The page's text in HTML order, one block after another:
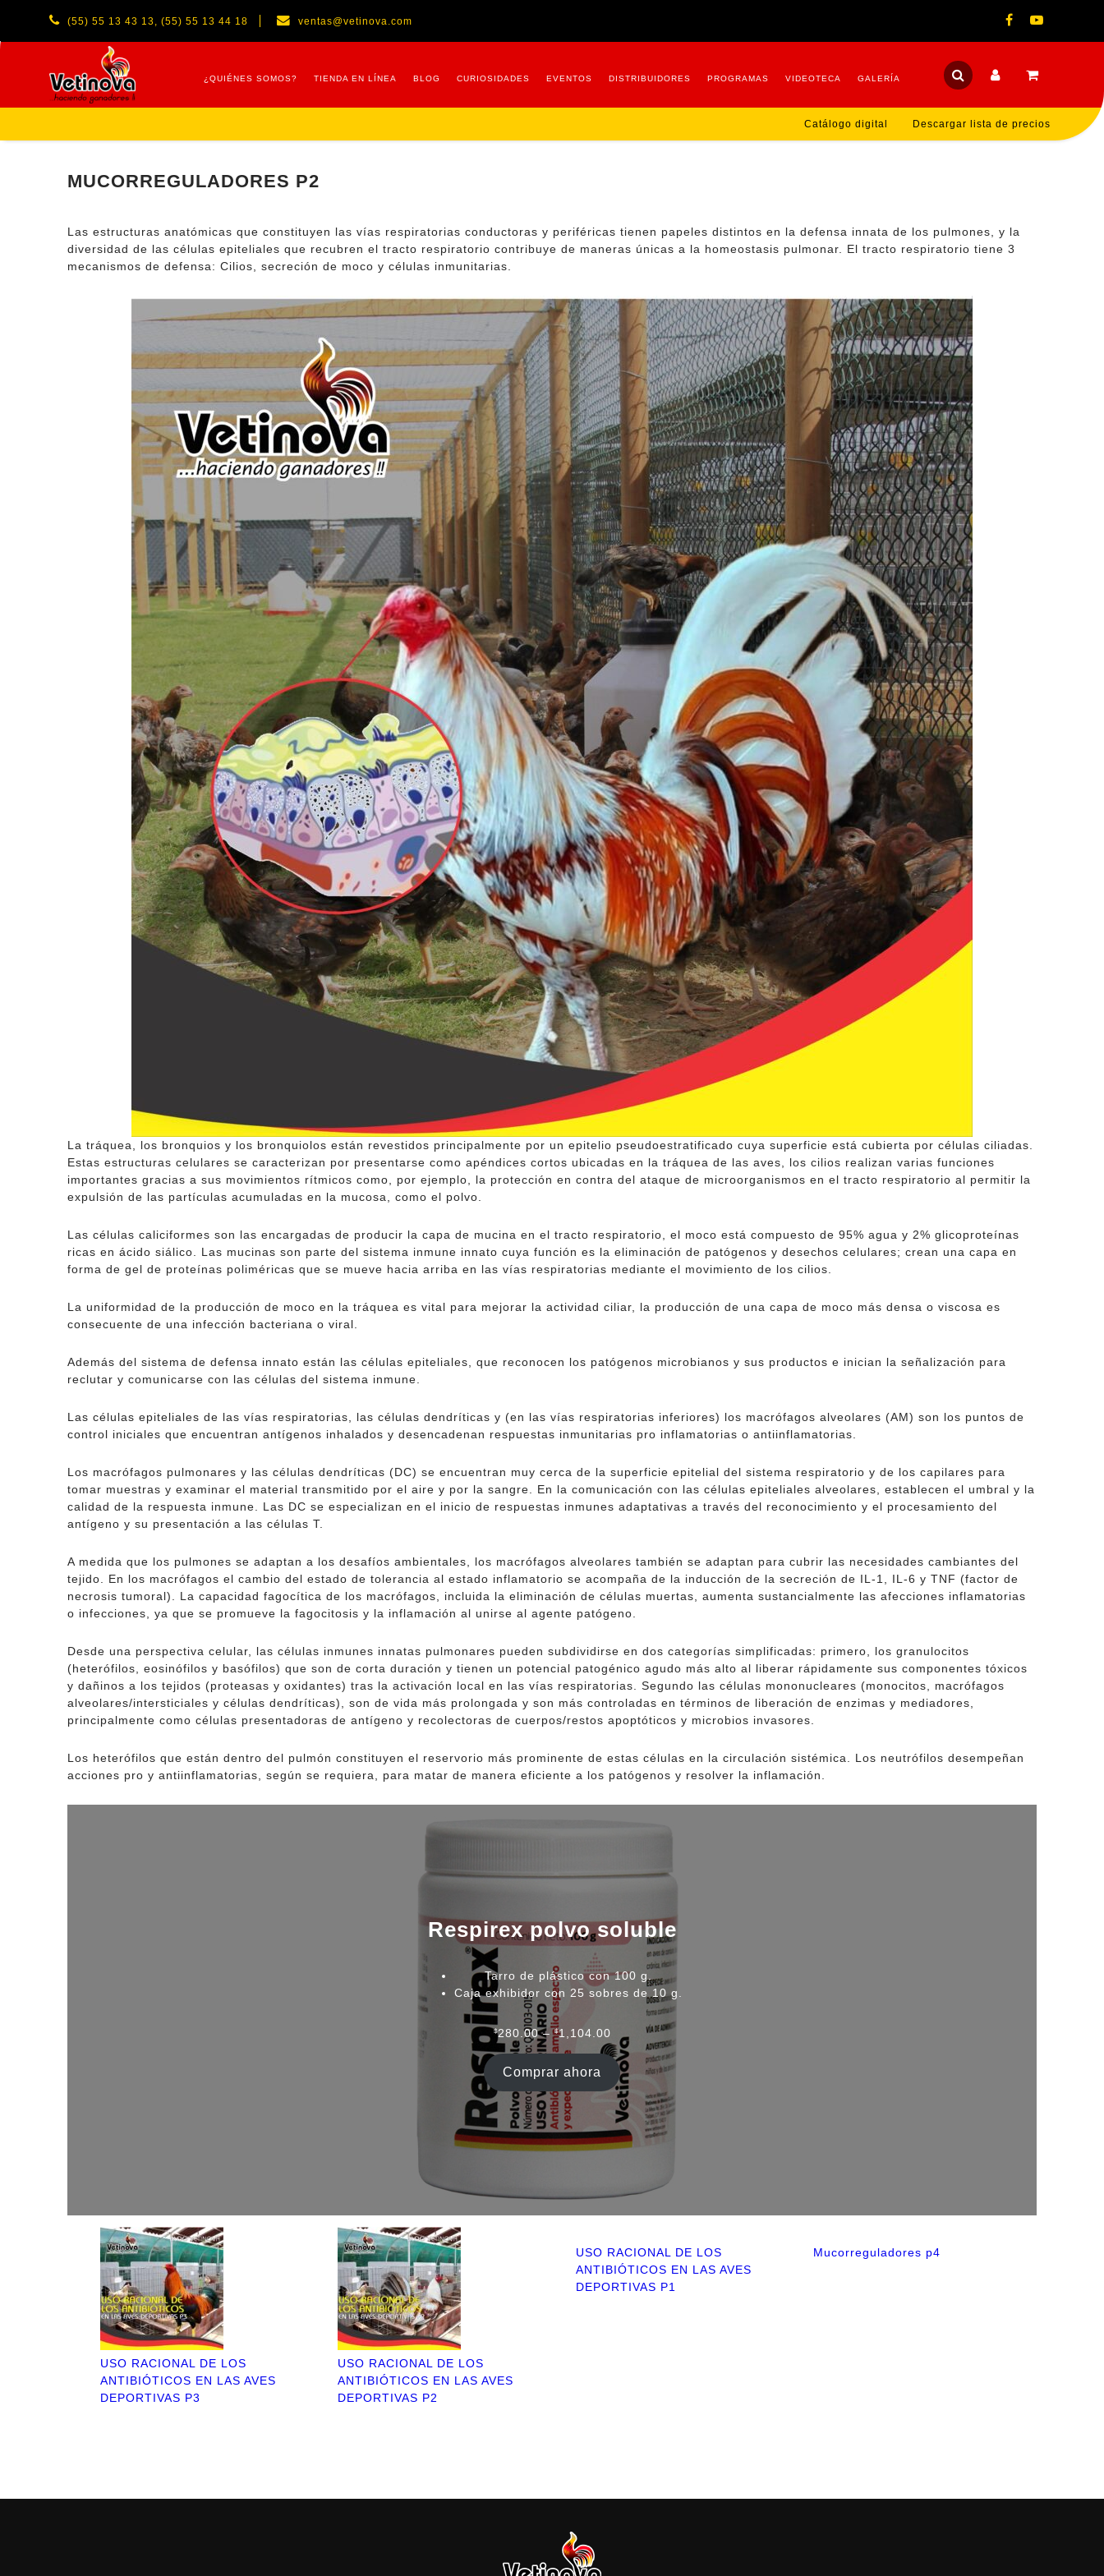
(55) 55 13 43 13, (55) 55 13 44 18 ventas@vetinova.com
¿QUIÉNES SOMOS? TIENDA EN LÍNEA BLOG CURIOSIDADES EVENTOS DISTRIBUIDORES PROGRAMAS VIDEOTECA GALERÍA
Catálogo digital Descargar lista de precios
MUCORREGULADORES P2
Las estructuras anatómicas que constituyen las vías respiratorias conductoras y periféricas tienen papeles distintos en la defensa innata de los pulmones, y la
diversidad de las células epiteliales que recubren el tracto respiratorio contribuye de maneras únicas a la homeostasis pulmonar. El tracto respiratorio tiene 3
mecanismos de defensa: Cilios, secreción de moco y células inmunitarias.
La tráquea, los bronquios y los bronquiolos están revestidos principalmente por un epitelio pseudoestratificado cuya superficie está cubierta por células ciliadas.
Estas estructuras celulares se caracterizan por presentarse como apéndices cortos ubicadas en la tráquea de las aves, los cilios realizan varias funciones
importantes gracias a sus movimientos rítmicos como, por ejemplo, la protección en contra del ataque de microorganismos en el tracto respiratorio al permitir la
expulsión de las partículas acumuladas en la mucosa, como el polvo.
Las células caliciformes son las encargadas de producir la capa de mucina en el tracto respiratorio, el moco está compuesto de 95% agua y 2% glicoproteínas
ricas en ácido siálico. Las mucinas son parte del sistema inmune innato cuya función es la eliminación de patógenos y desechos celulares; crean una capa en
forma de gel de proteínas poliméricas que se mueve hacia arriba en las vías respiratorias mediante el movimiento de los cilios.
La uniformidad de la producción de moco en la tráquea es vital para mejorar la actividad ciliar, la producción de una capa de moco más densa o viscosa es
consecuente de una infección bacteriana o viral.
Además del sistema de defensa innato están las células epiteliales, que reconocen los patógenos microbianos y sus productos e inician la señalización para
reclutar y comunicarse con las células del sistema inmune.
Las células epiteliales de las vías respiratorias, las células dendríticas y (en las vías respiratorias inferiores) los macrófagos alveolares (AM) son los puntos de
control iniciales que encuentran antígenos inhalados y desencadenan respuestas inmunitarias pro inflamatorias o antiinflamatorias.
Los macrófagos pulmonares y las células dendríticas (DC) se encuentran muy cerca de la superficie epitelial del sistema respiratorio y de los capilares para
tomar muestras y examinar el material transmitido por el aire y por la sangre. En la comunicación con las células epiteliales alveolares, establecen el umbral y la
calidad de la respuesta inmune. Las DC se especializan en el inicio de respuestas inmunes adaptativas a través del reconocimiento y el procesamiento del
antígeno y su presentación a las células T.
A medida que los pulmones se adaptan a los desafíos ambientales, los macrófagos alveolares también se adaptan para cubrir las necesidades cambiantes del
tejido. En los macrófagos el cambio del estado de tolerancia al estado inflamatorio se acompaña de la inducción de la secreción de IL-1, IL-6 y TNF (factor de
necrosis tumoral). La capacidad fagocítica de los macrófagos, incluida la eliminación de células muertas, aumenta sustancialmente las afecciones inflamatorias
o infecciones, ya que se promueve la fagocitosis y la inflamación al unirse al agente patógeno.
Desde una perspectiva celular, las células inmunes innatas pulmonares pueden subdividirse en dos categorías simplificadas: primero, los granulocitos
(heterófilos, eosinófilos y basófilos) que son de corta duración y tienen un potencial patogénico agudo más alto al liberar rápidamente sus componentes tóxicos
y dañinos a los tejidos (proteasas y oxidantes) tras la activación local en las vías respiratorias. Segundo las células mononucleares (monocitos, macrófagos
alveolares/intersticiales y células dendríticas), son de vida más prolongada y son más controladas en términos de liberación de enzimas y mediadores,
principalmente como células presentadoras de antígeno y recolectoras de cuerpos/restos apoptóticos y microbios invasores.
Los heterófilos que están dentro del pulmón constituyen el reservorio más prominente de estas células en la circulación sistémica. Los neutrófilos desempeñan
acciones pro y antiinflamatorias, según se requiera, para matar de manera eficiente a los patógenos y resolver la inflamación.
Respirex polvo soluble
Tarro de plástico con 100 g.
Caja exhibidor con 25 sobres de 10 g.
$280.00 – $1,104.00Rango
de
precios:
desde
$280.00
hasta
$1,104.00
Comprar ahora
USO RACIONAL DE LOS
ANTIBIÓTICOS EN LAS AVES
DEPORTIVAS P3
USO RACIONAL DE LOS
ANTIBIÓTICOS EN LAS AVES
DEPORTIVAS P2
USO RACIONAL DE LOS
ANTIBIÓTICOS EN LAS AVES
DEPORTIVAS P1
Mucorreguladores p4